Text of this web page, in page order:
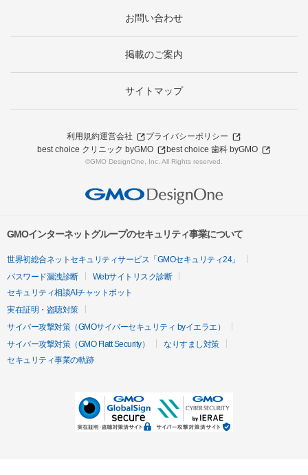
お問い合わせ
掲載のご案内
サイトマップ
利用規約運営会社
プライバシーポリシー
best choice クリニック byGMO
best choice 歯科 byGMO
©GMO DesignOne, Inc. All Rights reserved.
GMOインターネットグループのセキュリティ事業について
世界初総合ネットセキュリティサービス「GMOセキュリティ24」
パスワード漏洩診断
Webサイトリスク診断
セキュリティ相談AIチャットボット
実在証明・盗聴対策
サイバー攻撃対策（GMOサイバーセキュリティ byイエラエ）
サイバー攻撃対策（GMO Flatt Security）
なりすまし対策
セキュリティ事業の軌跡